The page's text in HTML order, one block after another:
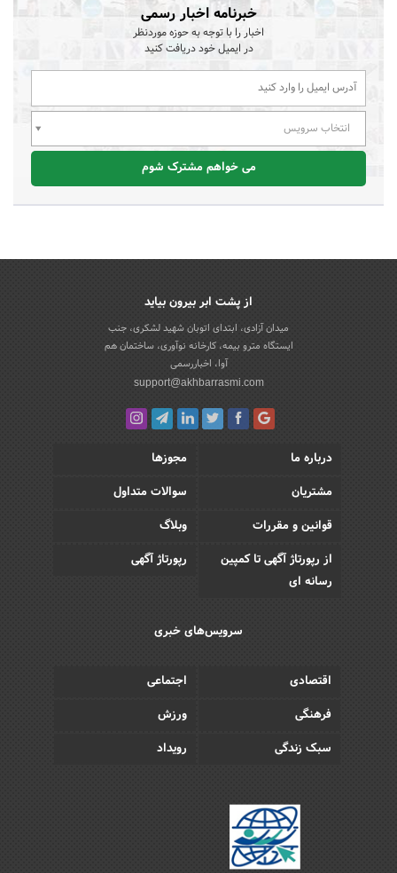
خبرنامه اخبار رسمی
اخبار را با توجه به حوزه موردنظر
در ایمیل خود دریافت کنید
انتخاب سرویس
می خواهم مشترک شوم
از پشت ابر بیرون بیاید
میدان آزادی، ابتدای اتوبان شهید لشکری، جنب
ایستگاه مترو بیمه، کارخانه نوآوری، ساختمان هم
آوا، اخباررسمی
support@akhbarrasmi.com
درباره ما
مجوزها
مشتریان
سوالات متداول
قوانین و مقررات
وبلاگ
از رپورتاژ آگهی تا کمپین
رسانه ای
رپورتاژ آگهی
سرویس‌های خبری
اقتصادی
اجتماعی
فرهنگی
ورزش
سبک زندگی
رویداد